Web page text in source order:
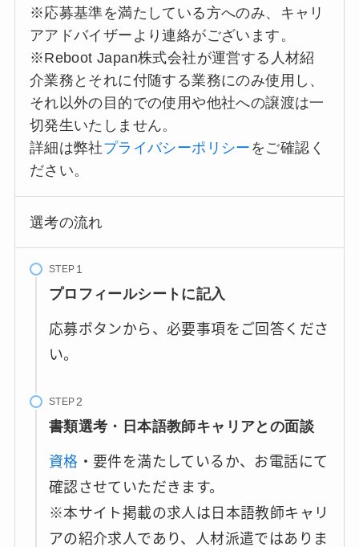
※応募基準を満たしている方へのみ、キャリ
アアドバイザーより連絡がございます。
※Reboot Japan株式会社が運営する人材紹
介業務とそれに付随する業務にのみ使用し、
それ以外の目的での使用や他社への譲渡は一
切発生いたしません。
詳細は弊社プライバシーポリシー をご確認く
ださい。
選考の流れ
STEP
プロフィールシートに記入
応募ボタンから、必要事項をご回答くださ
い。
STEP
書類選考・日本語教師キャリアとの面談
資格 ・要件を満たしているか、お電話にて
確認させていただきます。
※本サイト掲載の求人は日本語教師キャリ
アの紹介求人であり、人材派遣ではありま